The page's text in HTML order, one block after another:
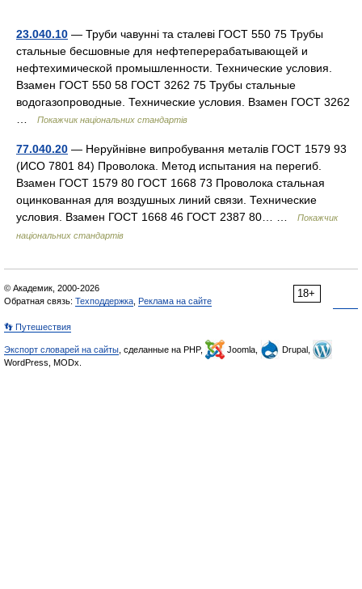
23.040.10 — Труби чавунні та сталеві ГОСТ 550 75 Трубы
стальные бесшовные для нефтеперерабатывающей и
нефтехимической промышленности. Технические условия.
Взамен ГОСТ 550 58 ГОСТ 3262 75 Трубы стальные
водогазопроводные. Технические условия. Взамен ГОСТ 3262
Покажчик національних стандартів
77.040.20 — Неруйнівне випробування металів ГОСТ 1579 93
(ИСО 7801 84) Проволока. Метод испытания на перегиб.
Взамен ГОСТ 1579 80 ГОСТ 1668 73 Проволока стальная
оцинкованная для воздушных линий связи. Технические
условия. Взамен ГОСТ 1668 46 ГОСТ 2387 80… …
Покажчик
національних стандартів
18+
© Академик, 2000-2026
Обратная связь: Техподдержка Реклама на сайте
👣 Путешествия
Экспорт словарей на сайты , сделанные на PHP, Joomla,
Drupal,
WordPress, MODx.